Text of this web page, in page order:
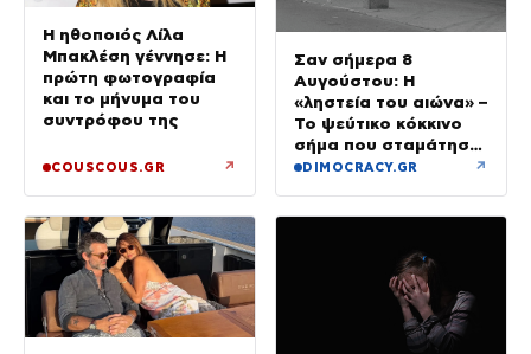
Η ηθοποιός Λίλα
Μπακλέση γέννησε: Η
πρώτη φωτογραφία
και το μήνυμα του
συντρόφου της
COUSCOUS.GR ↗
Σαν σήμερα 8
Αυγούστου: Η
«ληστεία του αιώνα» –
Το ψεύτικο κόκκινο
σήμα που σταμάτησε
τρένο με 2,6 εκατ.
DIMOCRACY.GR ↗